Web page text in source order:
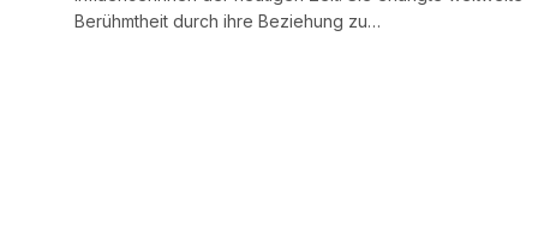
Berühmtheit durch ihre Beziehung zu…